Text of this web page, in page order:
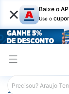
× Baixe o
Use o
Araujo